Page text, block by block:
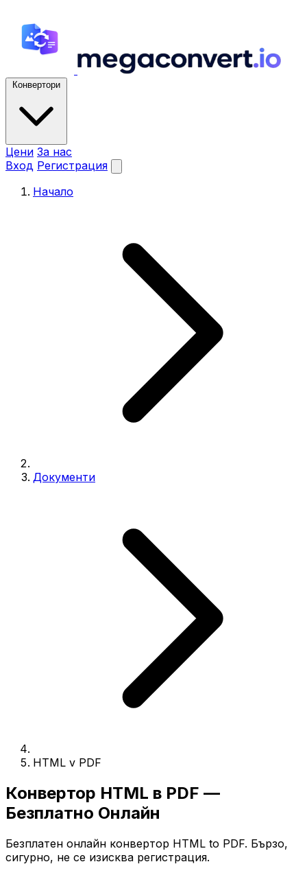
Конвертори
Цени За нас
Вход Регистрация
Начало
Документи
HTML v PDF
Конвертор HTML в PDF —
Безплатно Онлайн
Безплатен онлайн конвертор HTML to PDF. Бързо,
сигурно, не се изисква регистрация.